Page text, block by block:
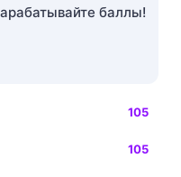
баллы!
105
105